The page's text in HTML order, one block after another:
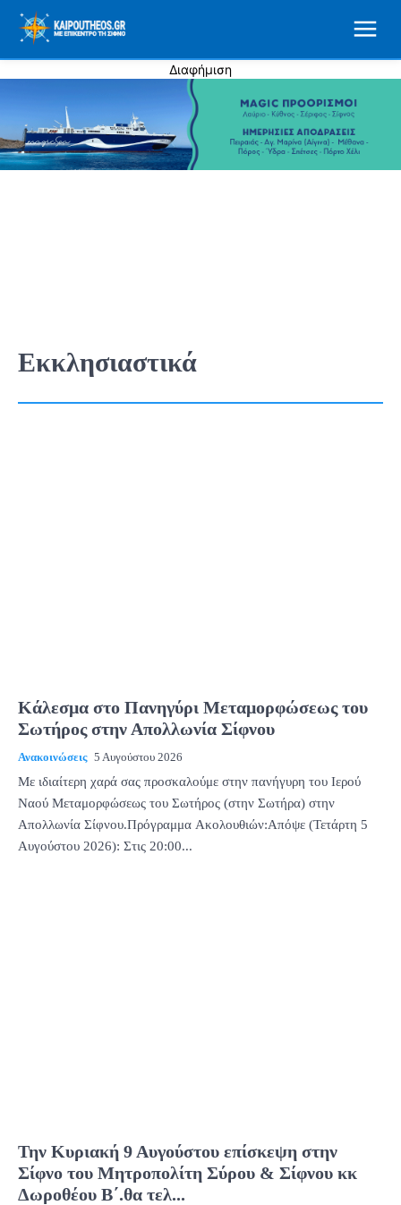
Διαφήμιση
Εκκλησιαστικά
Κάλεσμα στο Πανηγύρι Μεταμορφώσεως του
Σωτήρος στην Απολλωνία Σίφνου
Ανακοινώσεις 5 Αυγούστου 2026
Με ιδιαίτερη χαρά σας προσκαλούμε στην πανήγυρη του Ιερού
Ναού Μεταμορφώσεως του Σωτήρος (στην Σωτήρα) στην
Απολλωνία Σίφνου.Πρόγραμμα Ακολουθιών:Απόψε (Τετάρτη 5
Αυγούστου 2026): Στις 20:00...
Την Κυριακή 9 Αυγούστου επίσκεψη στην
Σίφνο του Μητροπολίτη Σύρου & Σίφνου κκ
Δωροθέου Β΄.θα τελ...